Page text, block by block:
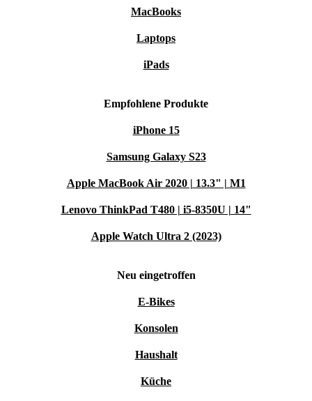
MacBooks
Laptops
iPads
Empfohlene Produkte
iPhone 15
Samsung Galaxy S23
Apple MacBook Air 2020 | 13.3" | M1
Lenovo ThinkPad T480 | i5-8350U | 14"
Apple Watch Ultra 2 (2023)
Neu eingetroffen
E-Bikes
Konsolen
Haushalt
Küche